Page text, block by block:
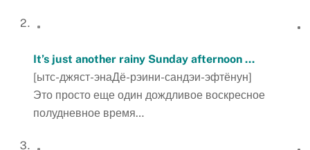
It’s just another rainy Sunday afternoon …
[ытс-джяст-энаДё-рэини-сандэи-эфтёнун]
Это просто еще один дождливое воскресное
полудневное время…